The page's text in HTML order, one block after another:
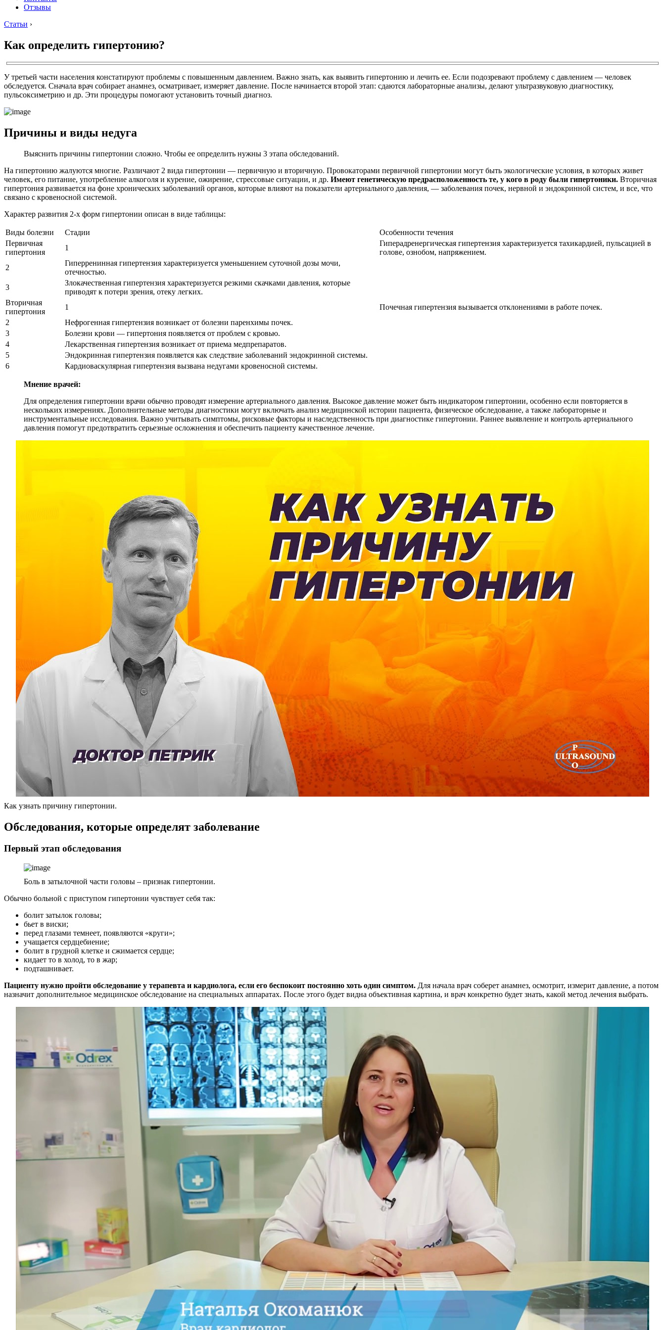
Отзывы
Статьи ›
Как определить гипертонию?
У третьей части населения констатируют проблемы с повышенным давлением. Важно знать, как выявить гипертонию и лечить ее. Если подозревают проблему с давлением — человек
обследуется. Сначала врач собирает анамнез, осматривает, измеряет давление. После начинается второй этап: сдаются лабораторные анализы, делают ультразвуковую диагностику,
пульсоксиметрию и др. Эти процедуры помогают установить точный диагноз.
Причины и виды недуга
Выяснить причины гипертонии сложно. Чтобы ее определить нужны 3 этапа обследований.
На гипертонию жалуются многие. Различают 2 вида гипертонии — первичную и вторичную. Провокаторами первичной гипертонии могут быть экологические условия, в которых живет
человек, его питание, употребление алкоголя и курение, ожирение, стрессовые ситуации, и др. Имеют генетическую предрасположенность те, у кого в роду были гипертоники. Вторичная
гипертония развивается на фоне хронических заболеваний органов, которые влияют на показатели артериального давления, ― заболевания почек, нервной и эндокринной систем, и все, что
связано с кровеносной системой.
Характер развития 2-х форм гипертонии описан в виде таблицы:
Виды болезни Стадии
Особенности течения
Первичная
гипертония
1
Гиперадренергическая гипертензия характеризуется тахикардией, пульсацией в
голове, ознобом, напряжением.
2
Гиперренинная гипертензия характеризуется уменьшением суточной дозы мочи,
отечностью.
3
Злокачественная гипертензия характеризуется резкими скачками давления, которые
приводят к потери зрения, отеку легких.
Вторичная
гипертония
1
Почечная гипертензия вызывается отклонениями в работе почек.
2
Нефрогенная гипертензия возникает от болезни паренхимы почек.
3
Болезни крови — гипертония появляется от проблем с кровью.
4
Лекарственная гипертензия возникает от приема медпрепаратов.
5
Эндокринная гипертензия появляется как следствие заболеваний эндокринной системы.
6
Кардиоваскулярная гипертензия вызвана недугами кровеносной системы.
Мнение врачей:
Для определения гипертонии врачи обычно проводят измерение артериального давления. Высокое давление может быть индикатором гипертонии, особенно если повторяется в
нескольких измерениях. Дополнительные методы диагностики могут включать анализ медицинской истории пациента, физическое обследование, а также лабораторные и
инструментальные исследования. Важно учитывать симптомы, рисковые факторы и наследственность при диагностике гипертонии. Раннее выявление и контроль артериального
давления помогут предотвратить серьезные осложнения и обеспечить пациенту качественное лечение.
Как узнать причину гипертонии.
Обследования, которые определят заболевание
Первый этап обследования
Боль в затылочной части головы – признак гипертонии.
Обычно больной с приступом гипертонии чувствует себя так:
болит затылок головы;
бьет в виски;
перед глазами темнеет, появляются «круги»;
учащается сердцебиение;
болит в грудной клетке и сжимается сердце;
кидает то в холод, то в жар;
подташнивает.
Пациенту нужно пройти обследование у терапевта и кардиолога, если его беспокоит постоянно хоть один симптом. Для начала врач соберет анамнез, осмотрит, измерит давление, а потом
назначит дополнительное медицинское обследование на специальных аппаратах. После этого будет видна объективная картина, и врач конкретно будет знать, какой метод лечения выбрать.